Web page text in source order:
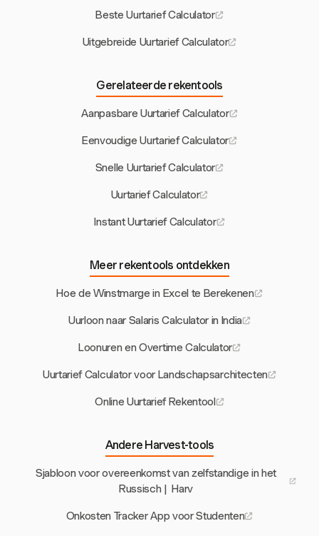
Beste Uurtarief Calculator
Uitgebreide Uurtarief Calculator
Gerelateerde rekentools
Aanpasbare Uurtarief Calculator
Eenvoudige Uurtarief Calculator
Snelle Uurtarief Calculator
Uurtarief Calculator
Instant Uurtarief Calculator
Meer rekentools ontdekken
Hoe de Winstmarge in Excel te Berekenen
Uurloon naar Salaris Calculator in India
Loonuren en Overtime Calculator
Uurtarief Calculator voor Landschapsarchitecten
Online Uurtarief Rekentool
Andere Harvest-tools
Sjabloon voor overeenkomst van zelfstandige in het
Russisch | Harv
Onkosten Tracker App voor Studenten